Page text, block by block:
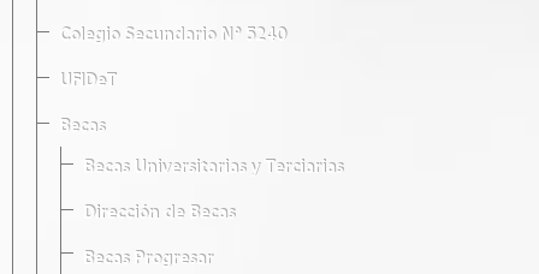
Colegio Secundario Nº 5240
UFIDeT
Becas
Becas Universitarias y Terciarias
Dirección de Becas
Becas Progresar